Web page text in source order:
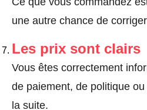
une autre chance de
Les prix sont clairs
Vous êtes correctement
de paiement, de politique
la suite.